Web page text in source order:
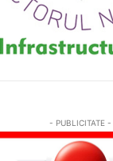
- PUBLICITATE -